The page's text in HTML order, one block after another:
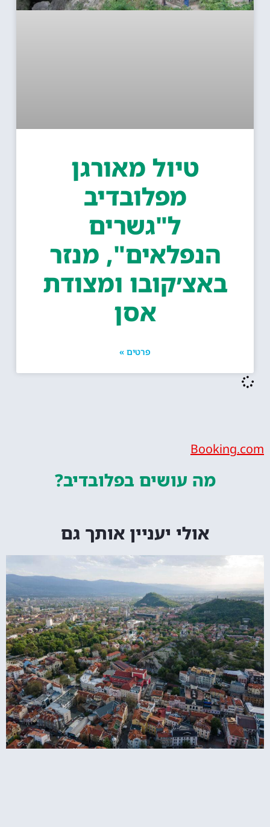
טיול מאורגן
מפלובדיב
ל"גשרים
הנפלאים", מנזר
באצ׳קובו ומצודת
אסן
פרטים »
Booking.com
מה עושים בפלובדיב?
אולי יעניין אותך גם